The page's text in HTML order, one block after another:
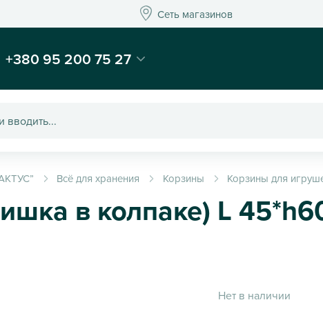
Сеть магазиновСеть магазинов
магазин подарков и декора - Kaktus
+380 95 200 75 27
Всё для хранения Корзины Корзины для
в колпаке) L
Нет в наличии